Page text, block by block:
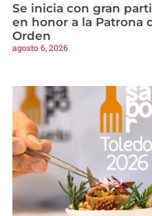
Se inicia con gran
en honor a la Patrona
Orden
agosto 6, 2026